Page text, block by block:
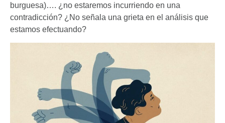
burguesa)…. ¿no estaremos incurriendo en una
contradicción? ¿No señala una grieta en el análisis que
estamos efectuando?